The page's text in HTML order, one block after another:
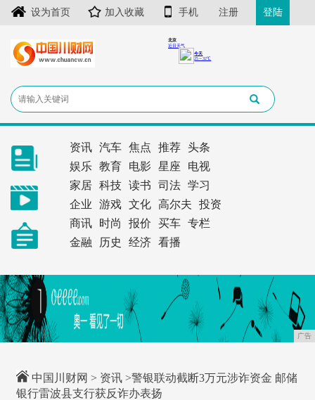
设为首页 加入收藏 手机 注册 登陆
资讯 汽车 焦点 推荐
头条
娱乐
教育 电影 星座
电视
家居
科技 读书 司法
学习
企业
游戏 文化 高尔夫
投资
商讯
时尚 报价 买车
专栏
金融
历史 经济 看播
广告
中国川财网 > 资讯 >警银联动截断3万元涉诈资金 邮储
银行雷波县支行获反诈办表扬